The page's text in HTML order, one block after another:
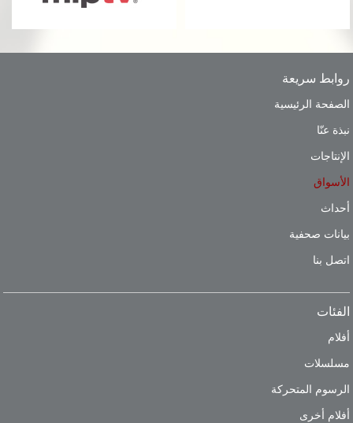
روابط سريعة
الصفحة الرئيسية
نبذة عنّا
الإنتاجات
الأسواق
أحداث
بيانات صحفية
اتصل بنا
الفئات
أفلام
مسلسلات
الرسوم المتحركة
أفلام أخرى